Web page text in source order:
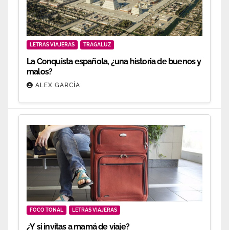
LETRAS VIAJERAS TRAGALUZ
La Conquista española, ¿una historia de buenos y
malos?
ALEX GARCÍA
FOCO TONAL LETRAS VIAJERAS
¿Y si invitas a mamá de viaje?